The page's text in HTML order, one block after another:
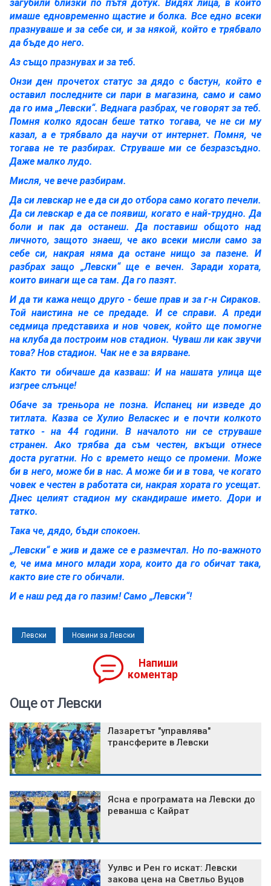
загубили близки по пътя дотук. Видях лица, в които
имаше едновременно щастие и болка. Все едно всеки
празнуваше и за себе си, и за някой, който е трябвало
да бъде до него.
Аз също празнувах и за теб.
Онзи ден прочетох статус за дядо с бастун, който е
оставил последните си пари в магазина, само и само
да го има „Левски“. Веднага разбрах, че говорят за теб.
Помня колко ядосан беше татко тогава, че не си му
казал, а е трябвало да научи от интернет. Помня, че
тогава не те разбирах. Струваше ми се безразсъдно.
Даже малко лудо.
Мисля, че вече разбирам.
Да си левскар не е да си до отбора само когато печели.
Да си левскар е да се появиш, когато е най-трудно. Да
боли и пак да останеш. Да поставиш общото над
личното, защото знаеш, че ако всеки мисли само за
себе си, накрая няма да остане нищо за пазене. И
разбрах защо „Левски“ ще е вечен. Заради хората,
които винаги ще са там. Да го пазят.
И да ти кажа нещо друго - беше прав и за г-н Сираков.
Той наистина не се предаде. И се справи. А преди
седмица представиха и нов човек, който ще помогне
на клуба да построим нов стадион. Чуваш ли как звучи
това? Нов стадион. Чак не е за вярване.
Както ти обичаше да казваш: И на нашата улица ще
изгрее слънце!
Обаче за треньора не позна. Испанец ни изведе до
титлата. Казва се Хулио Веласкес и е почти колкото
татко - на 44 години. В началото ни се струваше
странен. Ако трябва да съм честен, вкъщи отнесе
доста ругатни. Но с времето нещо се промени. Може
би в него, може би в нас. А може би и в това, че когато
човек е честен в работата си, накрая хората го усещат.
Днес целият стадион му скандираше името. Дори и
татко.
Така че, дядо, бъди спокоен.
„Левски“ е жив и даже се е размечтал. Но по-важното
е, че има много млади хора, които да го обичат така,
както вие сте го обичали.
И е наш ред да го пазим! Само „Левски“!
Левски Новини за Левски
Напиши
коментар
Още от Левски
Лазаретът "управлява"
трансферите в Левски
Ясна е програмата на Левски до
реванша с Кайрат
Уулвс и Рен го искат: Левски
закова цена на Светльо Вуцов